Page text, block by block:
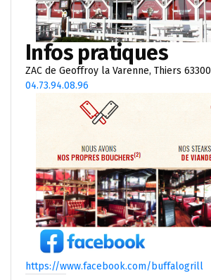
Infos pratiques
ZAC de Geoffroy la Varenne, Thiers 63300
04.73.94.08.96
https://www.facebook.com/buffalogrill